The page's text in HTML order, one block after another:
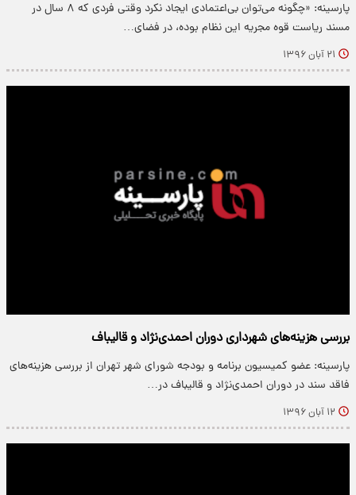
پارسینه: «چگونه می‌توان بی‌اعتمادی ایجاد نکرد وقتی فردی که ۸ سال در
مسند ریاست قوه مجریه این نظام بوده، در فضای…
۲۱ آبان ۱۳۹۶
بررسی هزینه‌های شهرداری دوران احمدی‌نژاد و قالیباف
پارسینه: عضو کمیسیون برنامه و بودجه شورای شهر تهران از بررسی هزینه‌های
فاقد سند در دوران احمدی‌نژاد و قالیباف در…
۱۲ آبان ۱۳۹۶